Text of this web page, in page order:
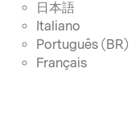
日本語
Italiano
Português (BR)
Français